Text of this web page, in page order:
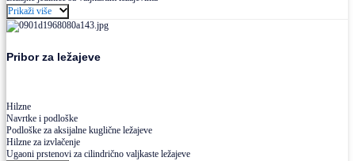
Prikaži više
Pribor za ležajeve
Hilzne
Navrtke i podloške
Podloške za aksijalne kuglične ležajeve
Hilzne za izvlačenje
Ugaoni prstenovi za cilindrično valjkaste ležajeve